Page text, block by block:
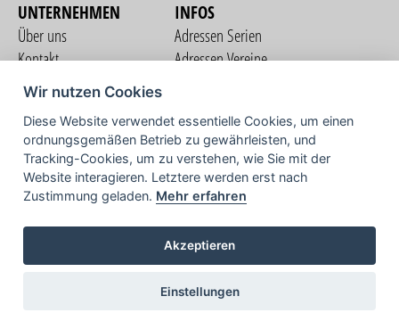
UNTERNEHMEN
Über uns
Kontakt
Nutzungsbedingungen
Datenschutzerklärung
Impressum
INFOS
Adressen Serien
Adressen Vereine
COMMUNITY
TV
Wir nutzen Cookies
Diese Website verwendet essentielle Cookies, um einen
ordnungsgemäßen Betrieb zu gewährleisten, und
Tracking-Cookies, um zu verstehen, wie Sie mit der
Website interagieren. Letztere werden erst nach
Zustimmung geladen. Mehr erfahren
Akzeptieren
Einstellungen